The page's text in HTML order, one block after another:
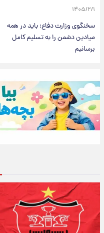
۱۴۰۵/۲/۱
سخنگوی وزارت دفاع: باید در همه
میادین دشمن را به تسلیم کامل
برسانیم